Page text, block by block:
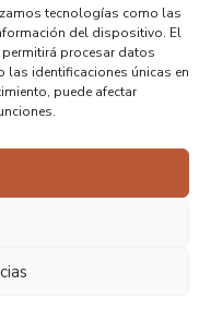
tecnologías como las
del dispositivo. El
procesar datos
las identificaciones únicas en
puede afectar
por Perro Negro